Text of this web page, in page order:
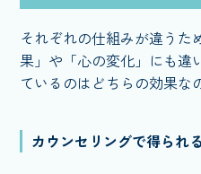
それぞれの仕組みが違うた
果」や「心の変化」にも違
ているのはどちらの効果な
カウンセリングで得られ